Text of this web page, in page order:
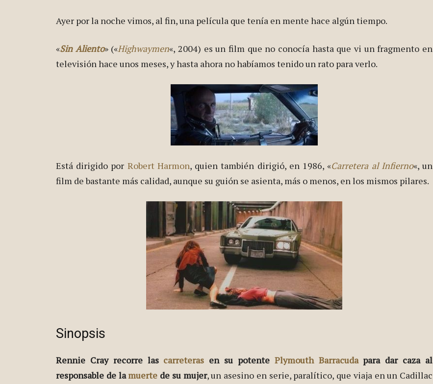
Ayer por la noche vimos, al fin, una película que tenía en mente hace algún tiempo.
«Sin Aliento» («Highwaymen«, 2004) es un film que no conocía hasta que vi un fragmento en
televisión hace unos meses, y hasta ahora no habíamos tenido un rato para verlo.
Está dirigido por Robert Harmon, quien también dirigió, en 1986, «Carretera al Infierno«, un
film de bastante más calidad, aunque su guión se asienta, más o menos, en los mismos pilares.
Sinopsis
Rennie Cray recorre las carreteras en su potente Plymouth Barracudapara dar caza al
responsable de lamuerte de su mujer, un asesino en serie, paralítico, que viaja en un Cadillac